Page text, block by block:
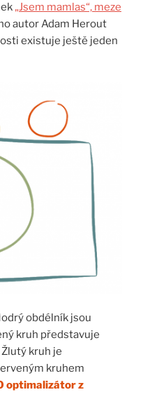
„Jsem mamlas“, meze
autor Adam Herout
existuje ještě jeden
obdélník jsou
kruh představuje
Žlutý kruh je
kruhem
optimalizátor z